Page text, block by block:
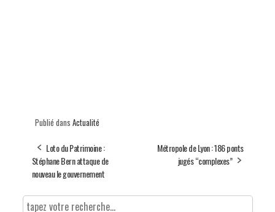
Publié dans Actualité
Loto du Patrimoine :
Stéphane Bern attaque de
nouveau le gouvernement
Métropole de Lyon : 186 ponts
jugés “complexes”